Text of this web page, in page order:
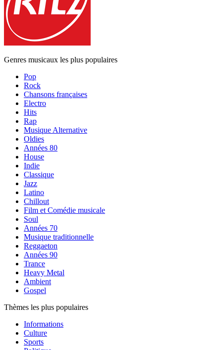
Genres musicaux les plus populaires
Pop
Rock
Chansons françaises
Electro
Hits
Rap
Musique Alternative
Oldies
Années 80
House
Indie
Classique
Jazz
Latino
Chillout
Film et Comédie musicale
Soul
Années 70
Musique traditionnelle
Reggaeton
Années 90
Trance
Heavy Metal
Ambient
Gospel
Thèmes les plus populaires
Informations
Culture
Sports